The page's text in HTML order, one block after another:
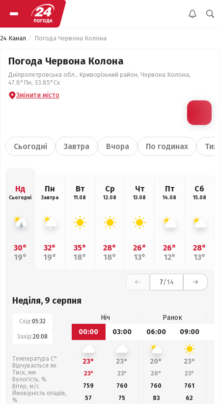
24 Канал Погода Червона Колона
Погода Червона Колона
Дніпропетровська обл., Криворізький район, Червона Колона,
47.8°Пн, 33.85°Сх
Змінити місто
Сьогодні Завтра Вчора По годинах
Нд
Сьогодні
30°
19°
Пн
Завтра
32°
19°
Вт
11.08
35°
18°
Ср
12.08
28°
18°
Чт
13.08
26°
13°
Пт
14.08
26°
12°
Сб
15.08
28°
13°
7/14
Неділя, 9 серпня
Схід:05:32
Захід:20:08
Температура С°
Відчувається як
Тиск, мм
Вологість, %
Вітер, м/с
Ймовірність опадів,
%
Ніч
Ранок
00:00
03:00 06:00 09:00
23° 23° 20° 23°
23° 23° 20° 23°
759
760 760 761
57
75 83 62